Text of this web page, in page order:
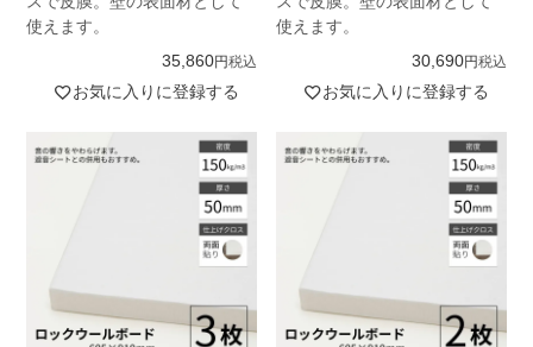
使えます。
35,860 税込
お気に入りに登録する
使えます。
30,690 税込
お気に入りに登録する